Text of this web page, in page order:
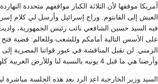
أمريكا موقفها لأن الثلاثة الكبار مواقفهم متحددة
العيش إلى الفانتوم. وراح إسرائيل وأرسل لي كلام
فيه السيد حسين الشافعي نائب رئيس الجمهورية،
على الأسس التالية أمامكم وللشعب وللعالم: قضية
الزمني. لن نقبل المناقشة في عبور قواتنا المصرية
وأرضنا هي ما قبل 4 يونيه بالنسبة لنا وللأرض العربية كلها.
السيد وزير الخارجية اعد الرد بعد هذه الجلسة